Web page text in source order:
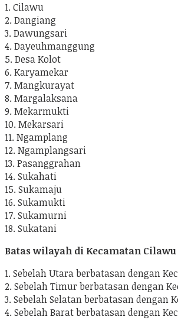
1. Cilawu
2. Dangiang
3. Dawungsari
4. Dayeuhmanggung
5. Desa Kolot
6. Karyamekar
7. Mangkurayat
8. Margalaksana
9. Mekarmukti
10. Mekarsari
11. Ngamplang
12. Ngamplangsari
13. Pasanggrahan
14. Sukahati
15. Sukamaju
16. Sukamukti
17. Sukamurni
18. Sukatani
Batas wilayah di Kecamatan
1. Sebelah Utara berbatasan dengan
2. Sebelah Timur berbatasan dengan
3. Sebelah Selatan berbatasan dengan
4. Sebelah Barat berbatasan dengan